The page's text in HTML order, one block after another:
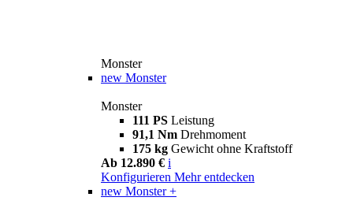
Monster
new Monster
Monster
111 PS Leistung
91,1 Nm Drehmoment
175 kg Gewicht ohne Kraftstoff
Ab 12.890 € i
Konfigurieren Mehr entdecken
new Monster +